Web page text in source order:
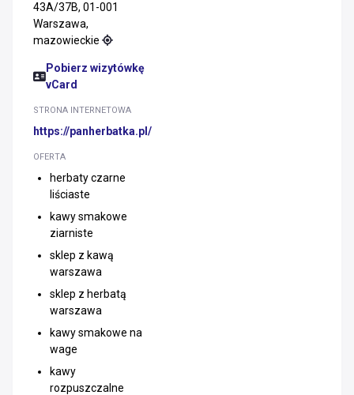
43A/37B, 01-001
Warszawa,
mazowieckie
Pobierz wizytówkę
vCard
STRONA INTERNETOWA
https://panherbatka.pl/
OFERTA
herbaty czarne
liściaste
kawy smakowe
ziarniste
sklep z kawą
warszawa
sklep z herbatą
warszawa
kawy smakowe na
wage
kawy
rozpuszczalne